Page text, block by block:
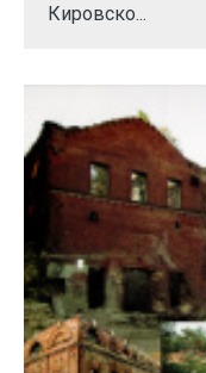
Кировско...